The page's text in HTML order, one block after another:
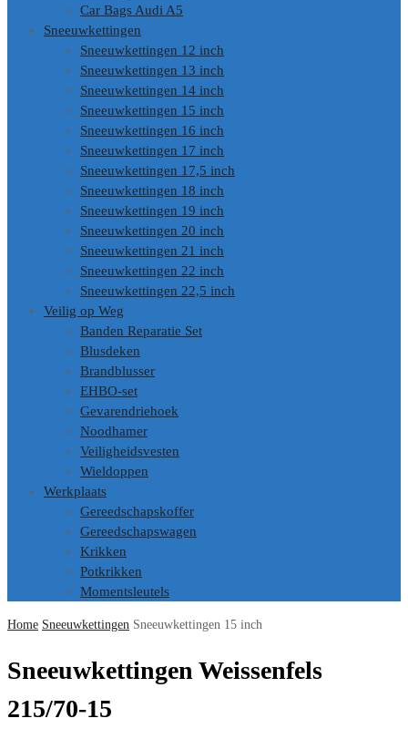
Car Bags Audi A5
Sneeuwkettingen
Sneeuwkettingen 12 inch
Sneeuwkettingen 13 inch
Sneeuwkettingen 14 inch
Sneeuwkettingen 15 inch
Sneeuwkettingen 16 inch
Sneeuwkettingen 17 inch
Sneeuwkettingen 17,5 inch
Sneeuwkettingen 18 inch
Sneeuwkettingen 19 inch
Sneeuwkettingen 20 inch
Sneeuwkettingen 21 inch
Sneeuwkettingen 22 inch
Sneeuwkettingen 22,5 inch
Veilig op Weg
Banden Reparatie Set
Blusdeken
Brandblusser
EHBO-set
Gevarendriehoek
Noodhamer
Veiligheidsvesten
Wieldoppen
Werkplaats
Gereedschapskoffer
Gereedschapswagen
Krikken
Potkrikken
Momentsleutels
Home Sneeuwkettingen Sneeuwkettingen 15 inch
Sneeuwkettingen Weissenfels
215/70-15